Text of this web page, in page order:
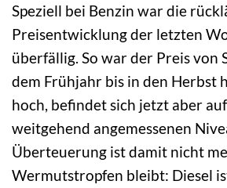
Speziell bei Benzin war die
Preisentwicklung der letzten
überfällig. So war der Preis von
dem Frühjahr bis in den Herbst
hoch, befindet sich jetzt aber
weitgehend angemessenen
Überteuerung ist damit nicht
Wermutstropfen bleibt: Diesel